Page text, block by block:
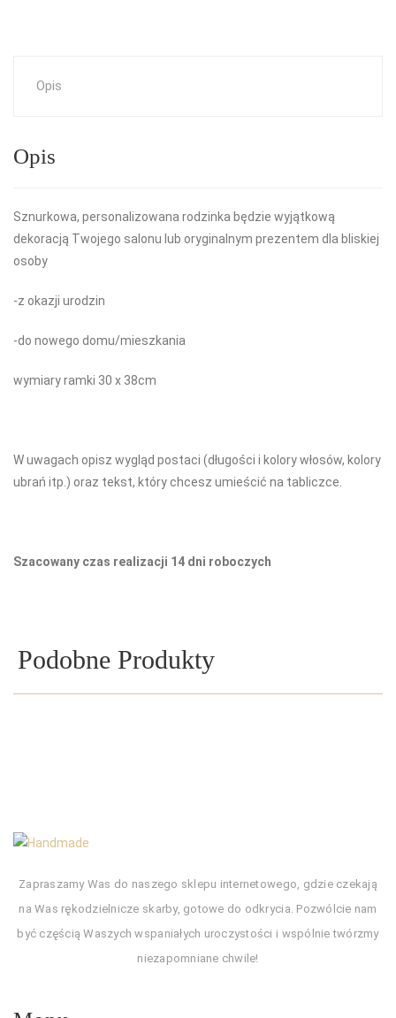
Opis
Opis
Sznurkowa, personalizowana rodzinka będzie wyjątkową
dekoracją Twojego salonu lub oryginalnym prezentem dla bliskiej
osoby
-z okazji urodzin
-do nowego domu/mieszkania
wymiary ramki 30 x 38cm
W uwagach opisz wygląd postaci (długości i kolory włosów, kolory
ubrań itp.) oraz tekst, który chcesz umieścić na tabliczce.
Szacowany czas realizacji 14 dni roboczych
Podobne Produkty
Zapraszamy Was do naszego sklepu internetowego, gdzie czekają
na Was rękodzielnicze skarby, gotowe do odkrycia. Pozwólcie nam
być częścią Waszych wspaniałych uroczystości i wspólnie twórzmy
niezapomniane chwile!